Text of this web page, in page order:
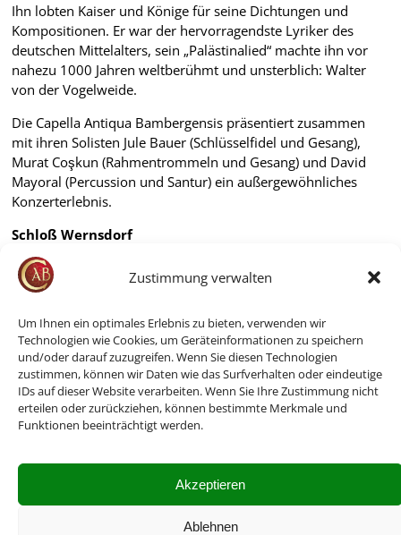
Zustimmung verwalten
Um Ihnen ein optimales Erlebnis zu bieten, verwenden wir
Technologien wie Cookies, um Geräteinformationen zu speichern
und/oder darauf zuzugreifen. Wenn Sie diesen Technologien
zustimmen, können wir Daten wie das Surfverhalten oder eindeutige
IDs auf dieser Website verarbeiten. Wenn Sie Ihre Zustimmung nicht
erteilen oder zurückziehen, können bestimmte Merkmale und
Funktionen beeinträchtigt werden.
Akzeptieren
Ablehnen
Ihn lobten Kaiser und Könige für seine Dichtungen und
Kompositionen. Er war der hervorragendste Lyriker des
deutschen Mittelalters, sein „Palästinalied“ machte ihn vor
nahezu 1000 Jahren weltberühmt und unsterblich: Walter
von der Vogelweide.
Die Capella Antiqua Bambergensis präsentiert zusammen
mit ihren Solisten Jule Bauer (Schlüsselfidel und Gesang),
Murat Coşkun (Rahmentrommeln und Gesang) und David
Mayoral (Percussion und Santur) ein außergewöhnliches
Konzerterlebnis.
Schloß Wernsdorf
Zurück zum Archiv
Impressum
Datenschutz